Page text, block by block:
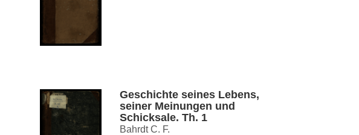
Geschichte seines Lebens,
seiner Meinungen und
Schicksale. Th. 1
Bahrdt C. F.